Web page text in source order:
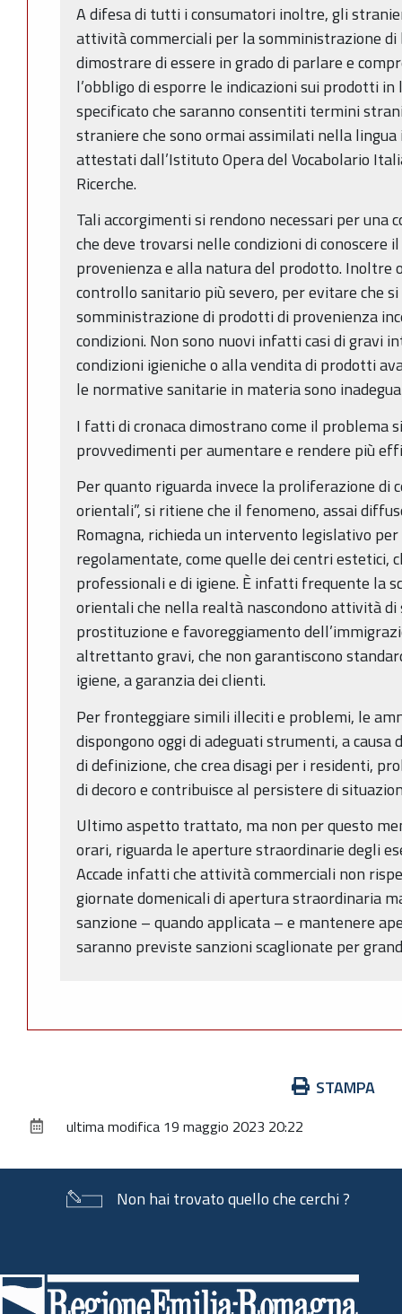
A difesa di tutti i consumatori inoltre, gli
attività commerciali per la somministrazione
dimostrare di essere in grado di parlare e
l’obbligo di esporre le indicazioni sui prodotti
specificato che saranno consentiti termini
straniere che sono ormai assimilati nella
attestati dall’Istituto Opera del Vocabolario
Ricerche.
Tali accorgimenti si rendono necessari per
che deve trovarsi nelle condizioni di conoscere
provenienza e alla natura del prodotto. Inoltre
controllo sanitario più severo, per evitare che
somministrazione di prodotti di provenienza
condizioni. Non sono nuovi infatti casi di gravi
condizioni igieniche o alla vendita di prodotti
le normative sanitarie in materia sono
I fatti di cronaca dimostrano come il problema
provvedimenti per aumentare e rendere più
Per quanto riguarda invece la proliferazione di
orientali”, si ritiene che il fenomeno, assai
Romagna, richieda un intervento legislativo
regolamentate, come quelle dei centri estetici,
professionali e di igiene. È infatti frequente la
orientali che nella realtà nascondono attività
prostituzione e favoreggiamento
altrettanto gravi, che non garantiscono
igiene, a garanzia dei clienti.
Per fronteggiare simili illeciti e problemi, le
dispongono oggi di adeguati strumenti, a causa
di definizione, che crea disagi per i residenti,
di decoro e contribuisce al persistere di
Ultimo aspetto trattato, ma non per questo
orari, riguarda le aperture straordinarie degli
Accade infatti che attività commerciali non
giornate domenicali di apertura straordinaria
sanzione – quando applicata – e mantenere
saranno previste sanzioni scaglionate per
documento
STAMPA
ultima modifica 19 maggio 2023 20:22
Non hai trovato quello che cerchi ?
di